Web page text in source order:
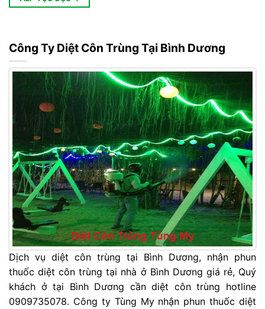
Công Ty Diệt Côn Trùng Tại Bình Dương
Dịch vụ diệt côn trùng tại Bình Dương, nhận phun
thuốc diệt côn trùng tại nhà ở Bình Dương giá rẻ, Quý
khách ở tại Bình Dương cần diệt côn trùng hotline
0909735078. Công ty Tùng My nhận phun thuốc diệt